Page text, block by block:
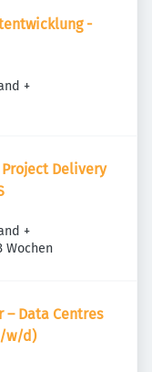
-
+
Delivery
+
Wochen
Data Centres
w/d)